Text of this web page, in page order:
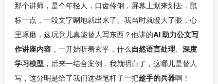
那个讲师，是个年轻人，口齿伶俐，屏幕上划来划去，鼠
标一点，一段文字唰地就出来了。我当时就瞪大了眼，心
里琢磨，这玩意儿真能替人写东西？他讲的AI 助力公文写
作讲座内容 ，一开始听着玄乎，什么 自然语言处理
深度
学习模型 ，后来一结合案例，我就明白了，这哪儿是替人
写，这分明是给了我们这些笔杆子一把趁手的兵器啊！